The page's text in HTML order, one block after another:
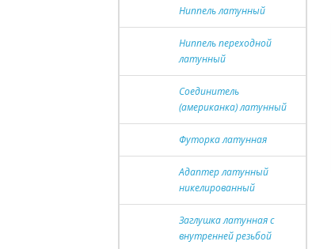
Ниппель латунный
Ниппель переходной
латунный
Соединитель
(американка) латунный
Футорка латунная
Адаптер латунный
никелированный
Заглушка латунная с
внутренней резьбой